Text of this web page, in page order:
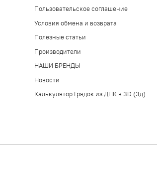
Пользовательское соглашение
Условия обмена и возврата
Полезные статьи
Производители
НАШИ БРЕНДЫ
Новости
Калькулятор Грядок из ДПК в 3D (3д)